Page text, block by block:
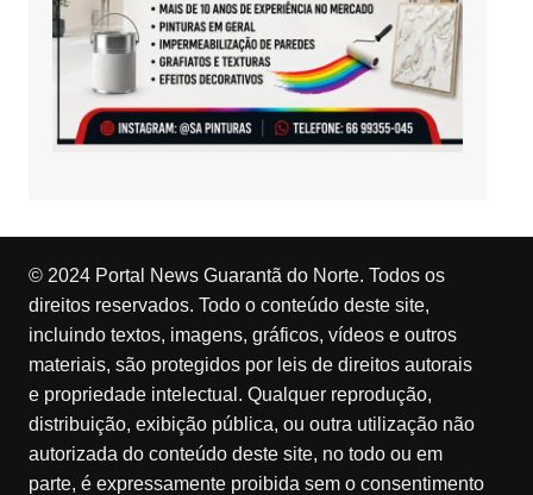
© 2024 Portal News Guarantã do Norte. Todos os
direitos reservados. Todo o conteúdo deste site,
incluindo textos, imagens, gráficos, vídeos e outros
materiais, são protegidos por leis de direitos autorais
e propriedade intelectual. Qualquer reprodução,
distribuição, exibição pública, ou outra utilização não
autorizada do conteúdo deste site, no todo ou em
parte, é expressamente proibida sem o consentimento